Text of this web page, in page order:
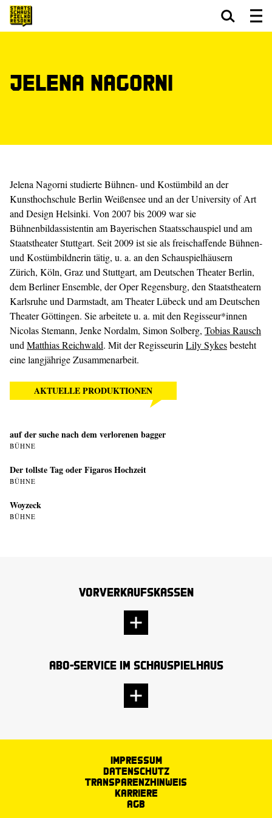
Jelena Nagorni
Jelena Nagorni studierte Bühnen- und Kostümbild an der
Kunsthochschule Berlin Weißensee und an der University of Art
and Design Helsinki. Von 2007 bis 2009 war sie
Bühnenbildassistentin am Bayerischen Staatsschauspiel und am
Staatstheater Stuttgart. Seit 2009 ist sie als freischaffende Bühnen-
und Kostümbildnerin tätig, u. a. an den Schauspielhäusern
Zürich, Köln, Graz und Stuttgart, am Deutschen Theater Berlin,
dem Berliner Ensemble, der Oper Regensburg, den Staatstheatern
Karlsruhe und Darmstadt, am Theater Lübeck und am Deutschen
Theater Göttingen. Sie arbeitete u. a. mit den Regisseur*innen
Nicolas Stemann, Jenke Nordalm, Simon Solberg, Tobias Rausch
und Matthias Reichwald. Mit der Regisseurin Lily Sykesbesteht
eine langjährige Zusammenarbeit.
AKTUELLE PRODUKTIONEN
auf der suche nach dem verlorenen bagger
BÜHNE
Der tollste Tag oder Figaros Hochzeit
BÜHNE
Woyzeck
BÜHNE
Vorverkaufskassen
Abo-Service im Schauspielhaus
Impressum
Datenschutz
Transparenzhinweis
Karriere
AGB